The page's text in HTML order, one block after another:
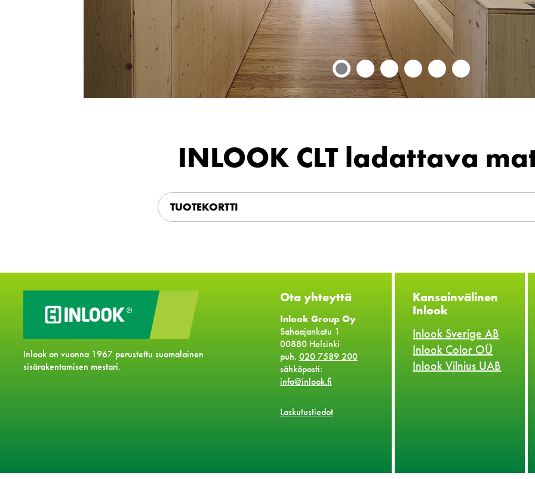
INLOOK CLT ladattava
TUOTEKORTTI
Inlook on vuonna 1967 perustettu suomalainen
sisärakentamisen mestari.
Ota yhteyttä
Inlook Group Oy
Sahaajankatu 1
00880 Helsinki
puh. 020 7589 200
sähköposti:
info@inlook.fi
Laskutustiedot
Kansainvälinen
Inlook
Inlook Sverige AB
Inlook Color OÜ
Inlook Vilnius UAB